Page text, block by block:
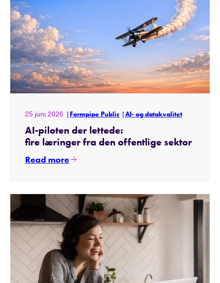
25 juni 2026 Formpipe Public AI- og datakvalitet
AI-piloten der lettede:
fire læringer fra den offentlige sektor
Read more